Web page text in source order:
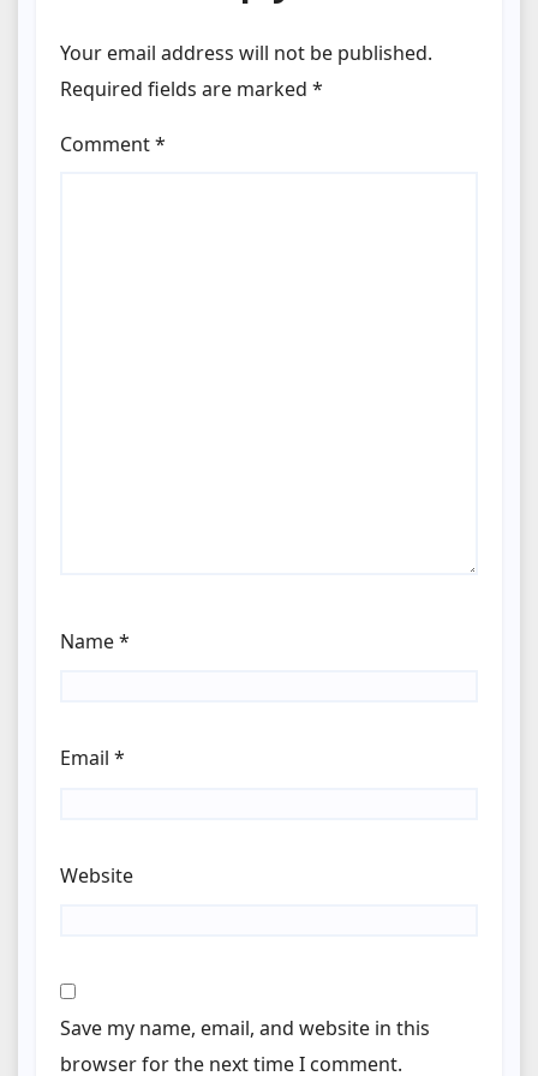
Your email address will not be published.
Required fields are marked *
Comment*
Name*
Email *
Website
Save my name, email, and website in this
browser for the next time I comment.